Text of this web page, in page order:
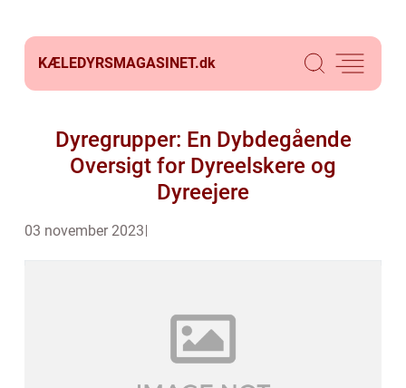
KÆLEDYRSMAGASINET.dk
Dyregrupper: En Dybdegående
Oversigt for Dyreelskere og
Dyreejere
03 november 2023